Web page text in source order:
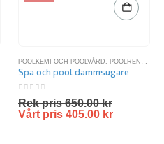
, POOLKEMIKALIER
POOLKEMI OCH POOLVÅRD POOLRENGÖRING
Spa och pool dammsugare
0out of 5
Rek pris650.00kr
Vårt pris 405.00 kr